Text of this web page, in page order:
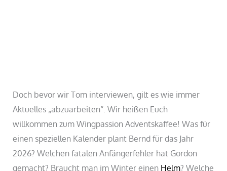
Doch bevor wir Tom interviewen, gilt es wie immer
Aktuelles „abzuarbeiten“. Wir heißen Euch
willkommen zum Wingpassion Adventskaffee! Was für
einen speziellen Kalender plant Bernd für das Jahr
2026? Welchen fatalen Anfängerfehler hat Gordon
gemacht? Braucht man im Winter einen Helm? Welche